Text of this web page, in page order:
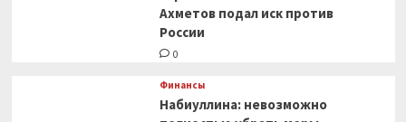
Ахметов подал иск против
России
0
Финансы
Набиуллина: невозможно